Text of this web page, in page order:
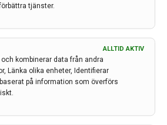
tjänster.
ALLTID AKTIV
kombinerar data från andra
Länka olika enheter, Identifierar
på information som överförs
Börje Salming ALS-stiftelse